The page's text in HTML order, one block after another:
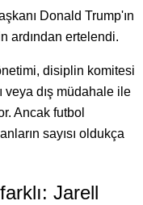
Donald Trump'ın
ardından ertelendi.
disiplin komitesi
veya dış müdahale ile
Ancak futbol
sayısı oldukça
Jarell